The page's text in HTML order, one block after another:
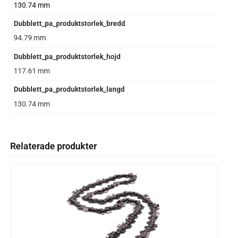
130.74 mm
Dubblett_pa_produktstorlek_bredd
94.79 mm
Dubblett_pa_produktstorlek_hojd
117.61 mm
Dubblett_pa_produktstorlek_langd
130.74 mm
Relaterade produkter